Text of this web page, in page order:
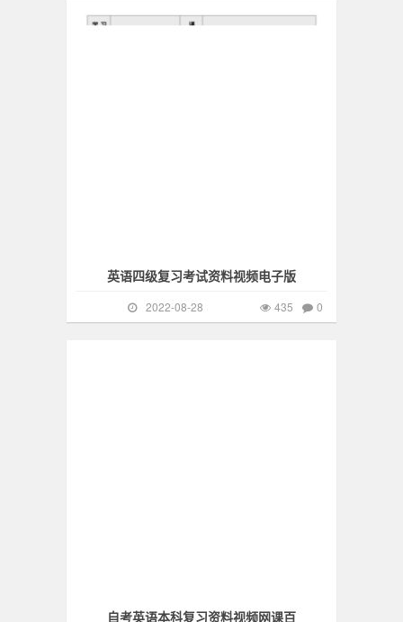
英语四级复习考试资料视频电子版
2022-08-28 0
435
自考英语本科复习资料视频网课百
英语 828